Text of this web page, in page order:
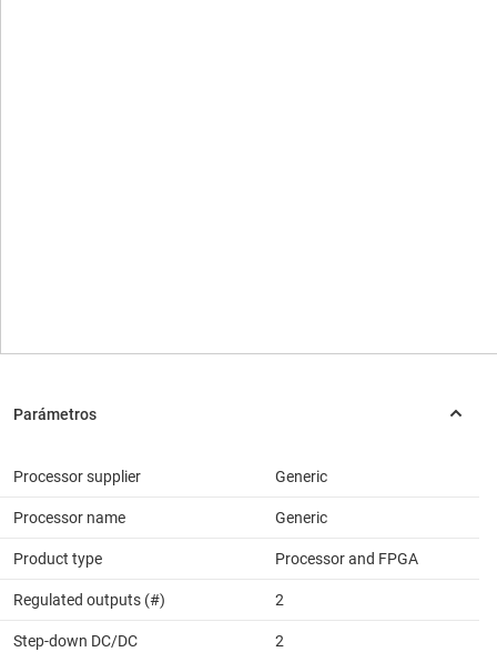
Processor supplier Generic
Processor name Generic
Product type Processor and FPGA
Regulated outputs (#) 2
Step-down DC/DC
2